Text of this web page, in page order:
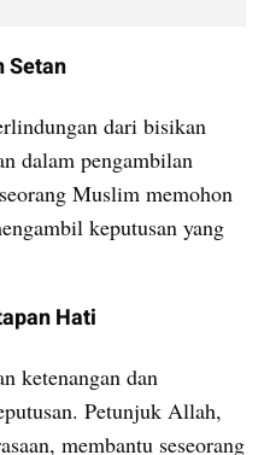
Setan
dari bisikan
dalam pengambilan
Muslim memohon
keputusan yang
Hati
ketenangan dan
Petunjuk Allah,
membantu seseorang